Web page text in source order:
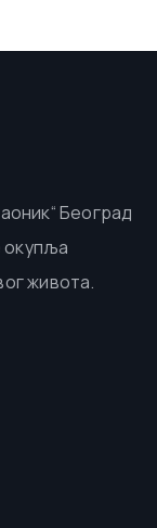
Београд
окупља
живота.